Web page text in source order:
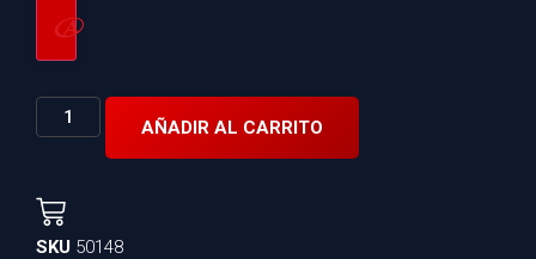
AÑADIR AL CARRITO
SKU 50148